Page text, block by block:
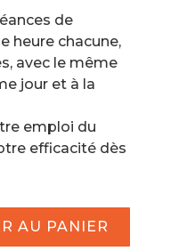
de
heure chacune,
avec le même
jour et à la
emploi du
efficacité dès
AU PANIER